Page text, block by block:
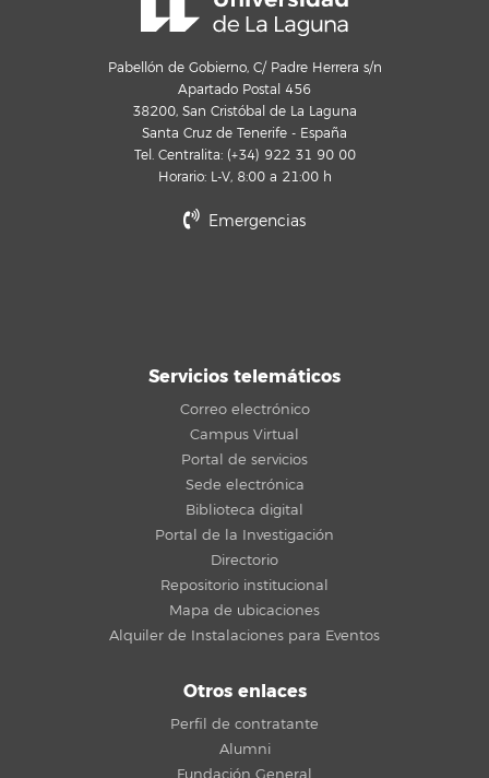
Pabellón de Gobierno, C/ Padre Herrera s/n
Apartado Postal 456
38200, San Cristóbal de La Laguna
Santa Cruz de Tenerife - España
Tel. Centralita: (+34) 922 31 90 00
Horario: L-V, 8:00 a 21:00 h
Emergencias
Servicios telemáticos
Correo electrónico
Campus Virtual
Portal de servicios
Sede electrónica
Biblioteca digital
Portal de la Investigación
Directorio
Repositorio institucional
Mapa de ubicaciones
Alquiler de Instalaciones para Eventos
Otros enlaces
Perfil de contratante
Alumni